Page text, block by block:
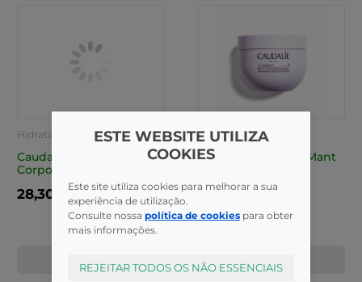
Hidratantes
Caudalie Vinother Loc
Corpo Nutrit 400Ml
28,30€
Hidratantes
Caudalie Vinother Mant
24,60€
ESTE WEBSITE UTILIZA
COOKIES
Este site utiliza cookies para melhorar a sua
experiência de utilização.
Consulte nossa política de cookies para obter
mais informações.
REJEITAR TODOS OS NÃO ESSENCIAIS